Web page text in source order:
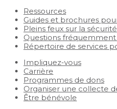
Ressources
Guides et brochures
Pleins feux sur la sécurité
Questions
Répertoire de services
Impliquez-vous
Carrière
Programmes de dons
Organiser une collecte
Être bénévole